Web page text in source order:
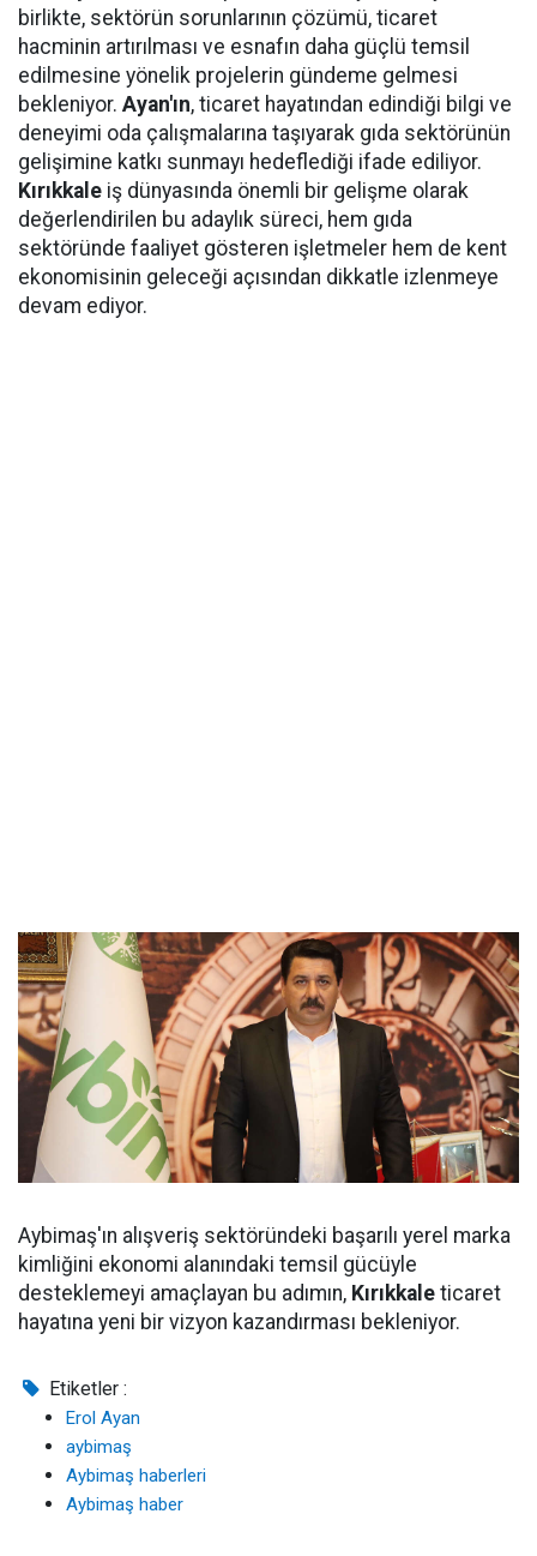
birlikte, sektörün sorunlarının çözümü, ticaret
hacminin artırılması ve esnafın daha güçlü temsil
edilmesine yönelik projelerin gündeme gelmesi
bekleniyor. Ayan'ın, ticaret hayatından edindiği bilgi ve
deneyimi oda çalışmalarına taşıyarak gıda sektörünün
gelişimine katkı sunmayı hedeflediği ifade ediliyor.
Kırıkkale iş dünyasında önemli bir gelişme olarak
değerlendirilen bu adaylık süreci, hem gıda
sektöründe faaliyet gösteren işletmeler hem de kent
ekonomisinin geleceği açısından dikkatle izlenmeye
devam ediyor.
Aybimaş'ın alışveriş sektöründeki başarılı yerel marka
kimliğini ekonomi alanındaki temsil gücüyle
desteklemeyi amaçlayan bu adımın, Kırıkkale ticaret
hayatına yeni bir vizyon kazandırması bekleniyor.
Etiketler :
Erol Ayan
aybimaş
Aybimaş haberleri
Aybimaş haber